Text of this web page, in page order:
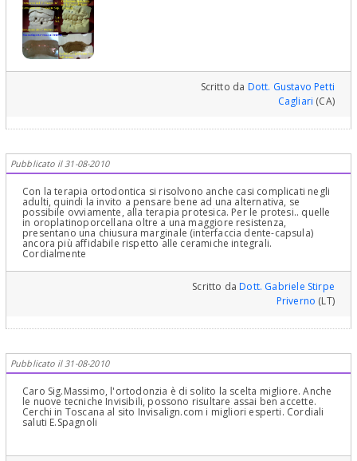
Scritto da Dott. Gustavo Petti
Cagliari (CA)
Pubblicato il 31-08-2010
Con la terapia ortodontica si risolvono anche casi complicati negli
adulti, quindi la invito a pensare bene ad una alternativa, se
possibile ovviamente, alla terapia protesica. Per le protesi.. quelle
in oroplatinoporcellana oltre a una maggiore resistenza,
presentano una chiusura marginale (interfaccia dente-capsula)
ancora più affidabile rispetto alle ceramiche integrali.
Cordialmente
Scritto daDott. Gabriele Stirpe
Priverno (LT)
Pubblicato il 31-08-2010
Caro Sig.Massimo, l'ortodonzia è di solito la scelta migliore. Anche
le nuove tecniche Invisibili, possono risultare assai ben accette.
Cerchi in Toscana al sito Invisalign.com i migliori esperti. Cordiali
saluti E.Spagnoli